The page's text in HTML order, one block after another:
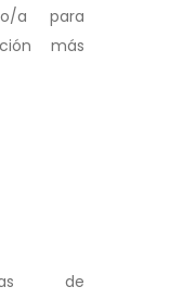
a para
más
de